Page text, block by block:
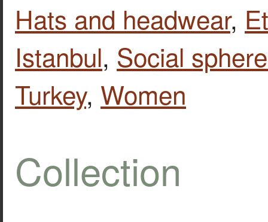
Hats and headwear,
Istanbul, Social
Turkey, Women
Collection